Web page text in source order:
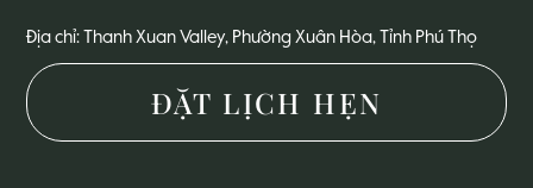
Địa chỉ: Thanh Xuan Valley, Phường Xuân Hòa, Tỉnh Phú Thọ
ĐẶT LỊCH HẸN